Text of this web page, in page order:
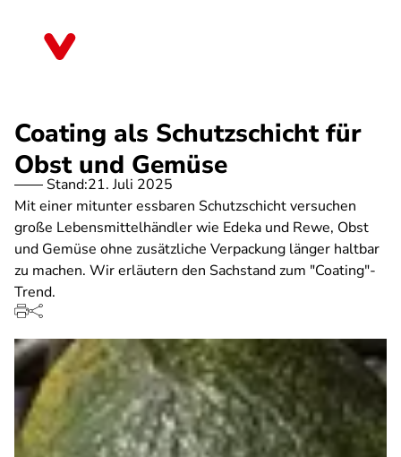
Coating als Schutzschicht für
Obst und Gemüse
Stand:21. Juli 2025
Mit einer mitunter essbaren Schutzschicht versuchen
große Lebensmittelhändler wie Edeka und Rewe, Obst
und Gemüse ohne zusätzliche Verpackung länger haltbar
zu machen. Wir erläutern den Sachstand zum "Coating"-
Trend.